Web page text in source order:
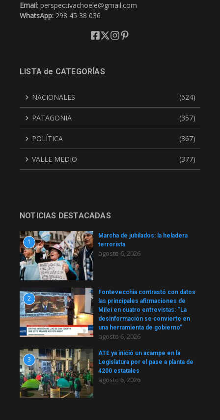
Email: perspectivachoele@gmail.com
WhatsApp: 298 45 38 036
LISTA de CATEGORÍAS
NACIONALES (624)
PATAGONIA (357)
POLÍTICA (367)
VALLE MEDIO (377)
NOTICIAS DESTACADAS
1
Marcha de jubilados: la heladera
terrorista
agosto 6, 2026
2
Fontevecchia contrastó con datos
las principales afirmaciones de
Milei en cuatro entrevistas: “La
desinformación se convierte en
una herramienta de gobierno”
agosto 6, 2026
3
ATE ya inició un acampe en la
Legislatura por el pase a planta de
4200 estatales
agosto 6, 2026